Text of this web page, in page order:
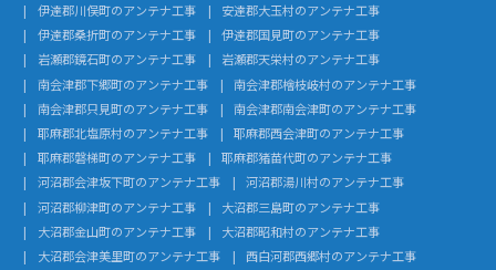
伊達郡川俣町のアンテナ工事
安達郡大玉村のアンテナ工事
伊達郡桑折町のアンテナ工事
伊達郡国見町のアンテナ工事
岩瀬郡鏡石町のアンテナ工事
岩瀬郡天栄村のアンテナ工事
南会津郡下郷町のアンテナ工事
南会津郡檜枝岐村のアンテナ工事
南会津郡只見町のアンテナ工事
南会津郡南会津町のアンテナ工事
耶麻郡北塩原村のアンテナ工事
耶麻郡西会津町のアンテナ工事
耶麻郡磐梯町のアンテナ工事
耶麻郡猪苗代町のアンテナ工事
河沼郡会津坂下町のアンテナ工事
河沼郡湯川村のアンテナ工事
河沼郡柳津町のアンテナ工事
大沼郡三島町のアンテナ工事
大沼郡金山町のアンテナ工事
大沼郡昭和村のアンテナ工事
大沼郡会津美里町のアンテナ工事
西白河郡西郷村のアンテナ工事